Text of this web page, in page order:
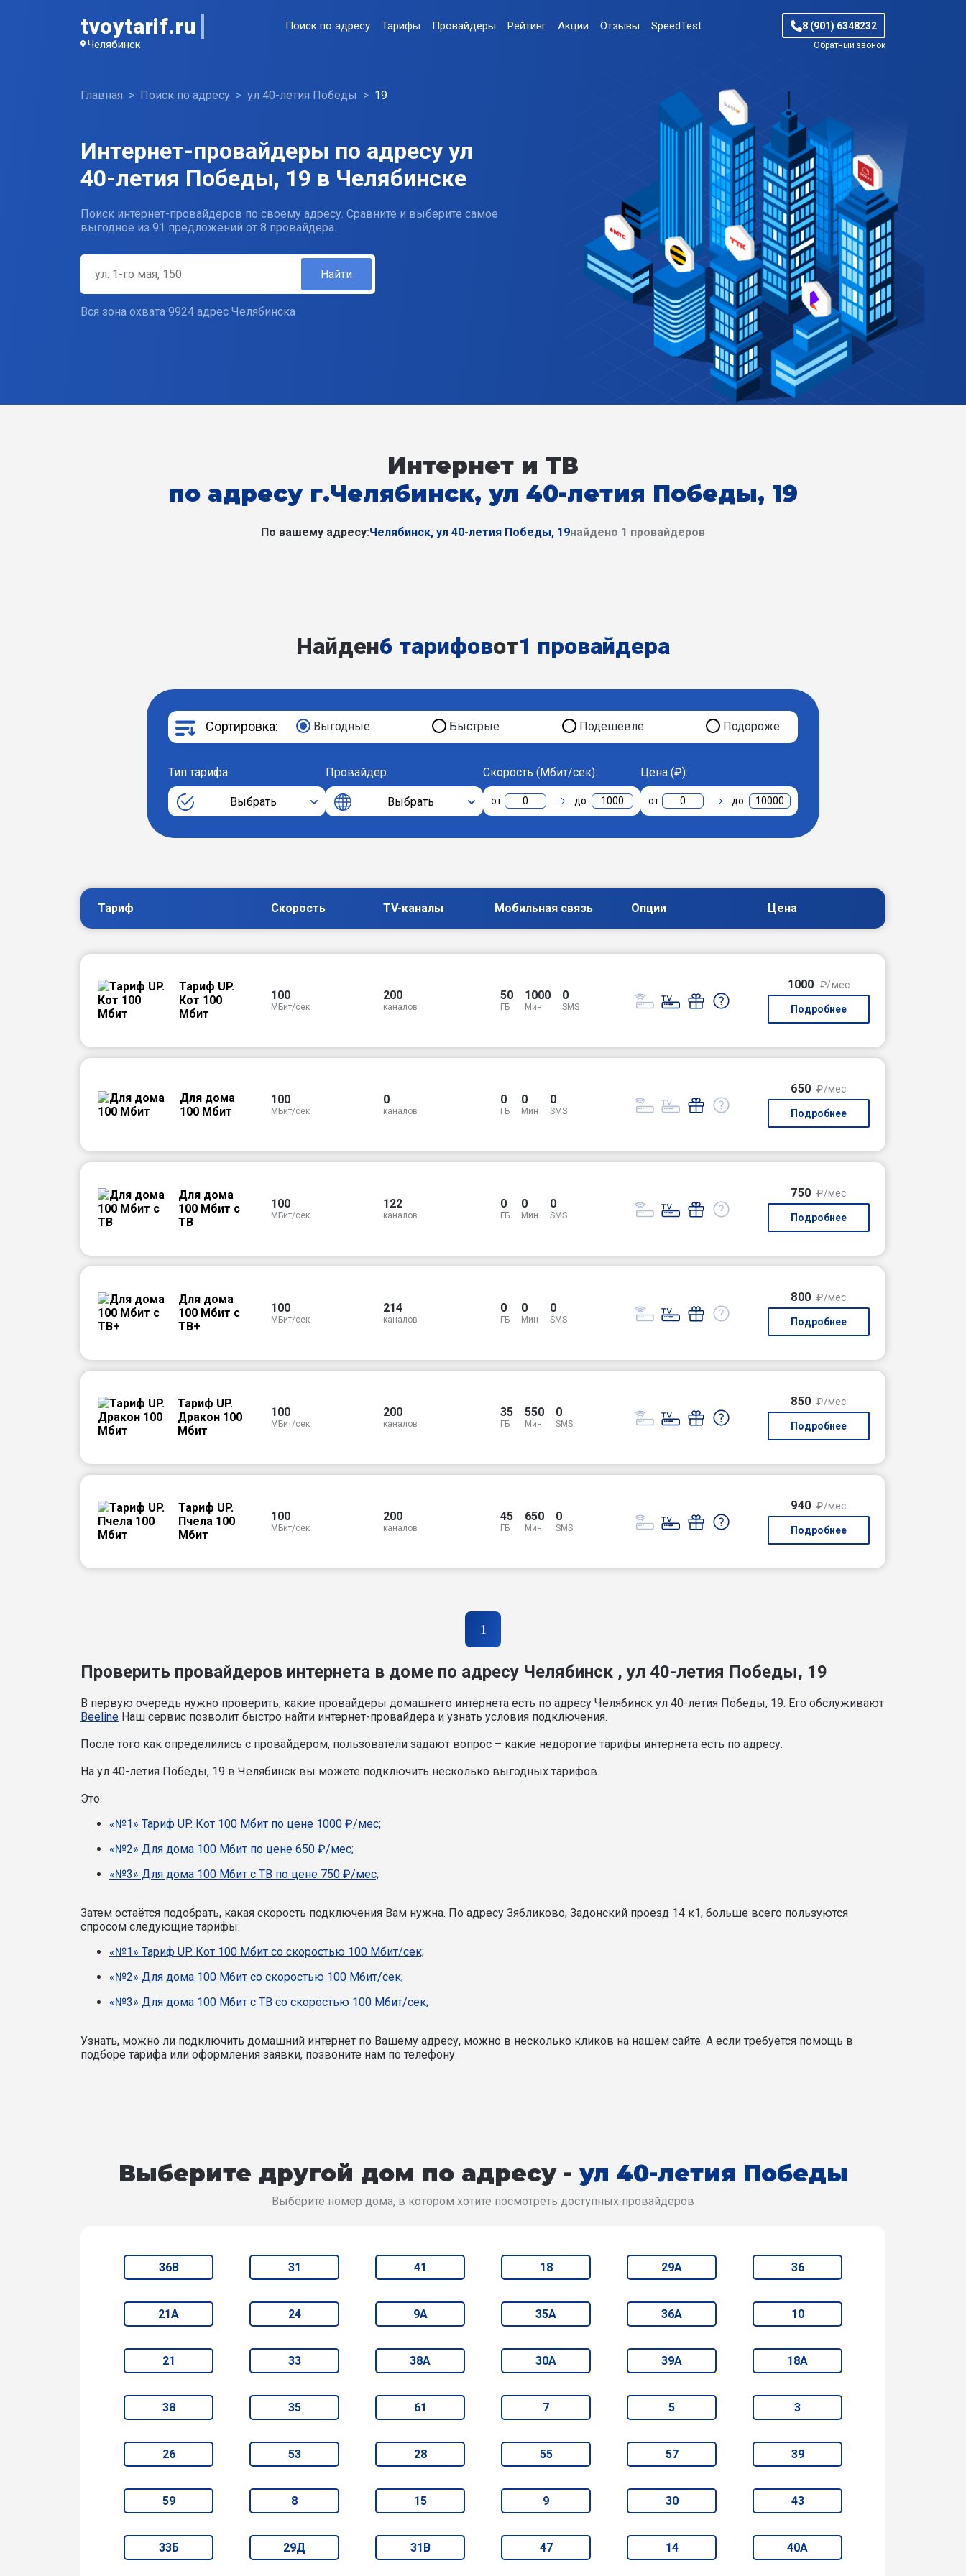
tvoytarif.ru
Челябинск
Поиск по адресу Тарифы Провайдеры Рейтинг Акции Отзывы SpeedTest 8 (901) 6348232
Обратный звонок
Главная Поиск по адресу ул 40-летия Победы 19
Интернет-провайдеры по адресу ул
40-летия Победы, 19 в Челябинске
Поиск интернет-провайдеров по своему адресу. Сравните и выберите самое
выгодное из 91 предложений от 8 провайдера.
Найти
Вся зона охвата 9924 адрес Челябинска
Интернет и ТВ
по адресу г.Челябинск, ул 40-летия Победы, 19
По вашему адресу:Челябинск, ул 40-летия Победы, 19найдено 1 провайдеров
Найден6 тарифовот1 провайдера
Сортировка: Выгодные Быстрые Подешевле Подороже
Тип тарифа:
Выбрать
Провайдер:
Выбрать
Скорость (Мбит/сек):
0 1000
Цена (₽):
0 10000
Тариф Скорость TV-каналы Мобильная связь Опции Цена
Тариф UP.
Кот 100
Мбит
100
МБит/сек
200
каналов
50
ГБ
1000
Мин
0
SMS
1000 ₽/мес
Подробнее
Для дома
100 Мбит
100
МБит/сек
0
каналов
0
ГБ
0
Мин
0
SMS
650 ₽/мес
Подробнее
Для дома
100 Мбит с
ТВ
100
МБит/сек
122
каналов
0
ГБ
0
Мин
0
SMS
750 ₽/мес
Подробнее
Для дома
100 Мбит с
ТВ+
100
МБит/сек
214
каналов
0
ГБ
0
Мин
0
SMS
800 ₽/мес
Подробнее
Тариф UP.
Дракон 100
Мбит
100
МБит/сек
200
каналов
35
ГБ
550
Мин
0
SMS
850 ₽/мес
Подробнее
Тариф UP.
Пчела 100
Мбит
100
МБит/сек
200
каналов
45
ГБ
650
Мин
0
SMS
940 ₽/мес
Подробнее
1
Проверить провайдеров интернета в доме по адресу Челябинск , ул 40-летия Победы, 19
В первую очередь нужно проверить, какие провайдеры домашнего интернета есть по адресу Челябинск ул 40-летия Победы, 19. Его обслуживают
Beeline Наш сервис позволит быстро найти интернет-провайдера и узнать условия подключения.
После того как определились с провайдером, пользователи задают вопрос – какие недорогие тарифы интернета есть по адресу.
На ул 40-летия Победы, 19 в Челябинск вы можете подключить несколько выгодных тарифов.
Это:
«№1» Тариф UP. Кот 100 Мбит по цене 1000 ₽/мес;
«№2» Для дома 100 Мбит по цене 650 ₽/мес;
«№3» Для дома 100 Мбит с ТВ по цене 750 ₽/мес;
Затем остаётся подобрать, какая скорость подключения Вам нужна. По адресу Зябликово, Задонский проезд 14 к1, больше всего пользуются
спросом следующие тарифы:
«№1» Тариф UP. Кот 100 Мбит со скоростью 100 Мбит/сек;
«№2» Для дома 100 Мбит со скоростью 100 Мбит/сек;
«№3» Для дома 100 Мбит с ТВ со скоростью 100 Мбит/сек;
Узнать, можно ли подключить домашний интернет по Вашему адресу, можно в несколько кликов на нашем сайте. А если требуется помощь в
подборе тарифа или оформления заявки, позвоните нам по телефону.
Выберите другой дом по адресу - ул 40-летия Победы
Выберите номер дома, в котором хотите посмотреть доступных провайдеров
36В 31 41 18 29А 36
21А 24 9А 35А 36А 10
21 33 38А 30А 39А 18А
38 35 61 7 5 3
26 53 28 55 57 39
59 8 15 9 30 43
33Б 29Д 31В 47 14 40А